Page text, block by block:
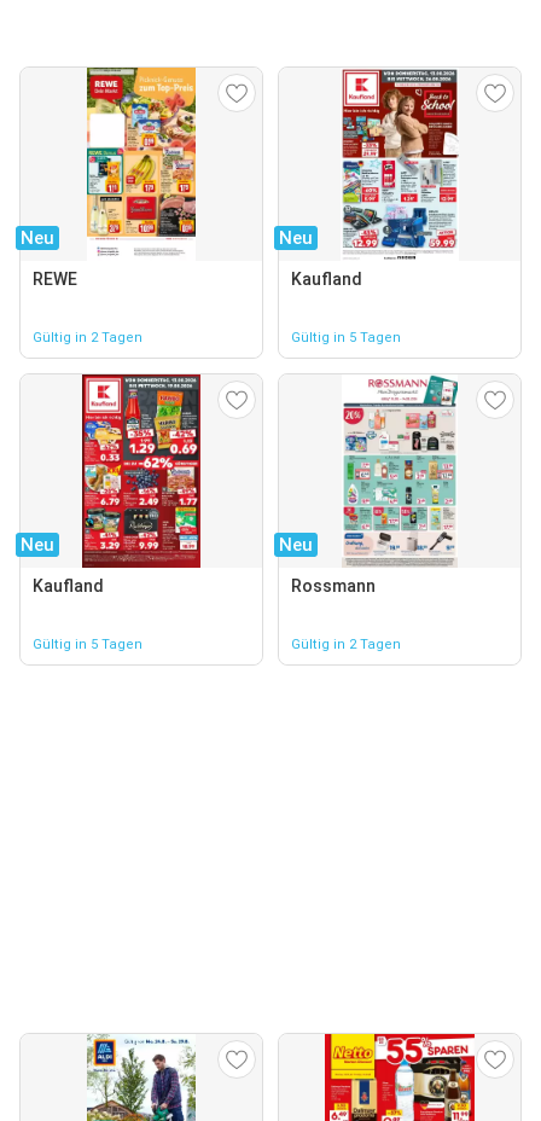
Neu
REWE
Gültig in 2 Tagen
Neu
Kaufland
Gültig in 5 Tagen
Neu
Kaufland
Gültig in 5 Tagen
Neu
Rossmann
Gültig in 2 Tagen